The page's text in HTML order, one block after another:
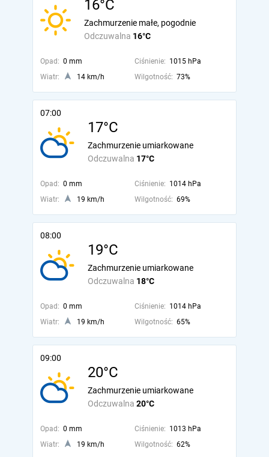
16°C
Odczuwalna 16°C
Zachmurzenie małe, pogodnie
Opad: 0 mm Ciśnienie: 1015 hPa
Wiatr:
14 km/h Wilgotność: 73%
07:00
17°C
Odczuwalna 17°C
Zachmurzenie umiarkowane
Opad: 0 mm Ciśnienie: 1014 hPa
Wiatr:
19 km/h Wilgotność: 69%
08:00
19°C
Odczuwalna 18°C
Zachmurzenie umiarkowane
Opad: 0 mm Ciśnienie: 1014 hPa
Wiatr:
19 km/h Wilgotność: 65%
09:00
20°C
Odczuwalna 20°C
Zachmurzenie umiarkowane
Opad: 0 mm Ciśnienie: 1013 hPa
Wiatr:
19 km/h Wilgotność: 62%